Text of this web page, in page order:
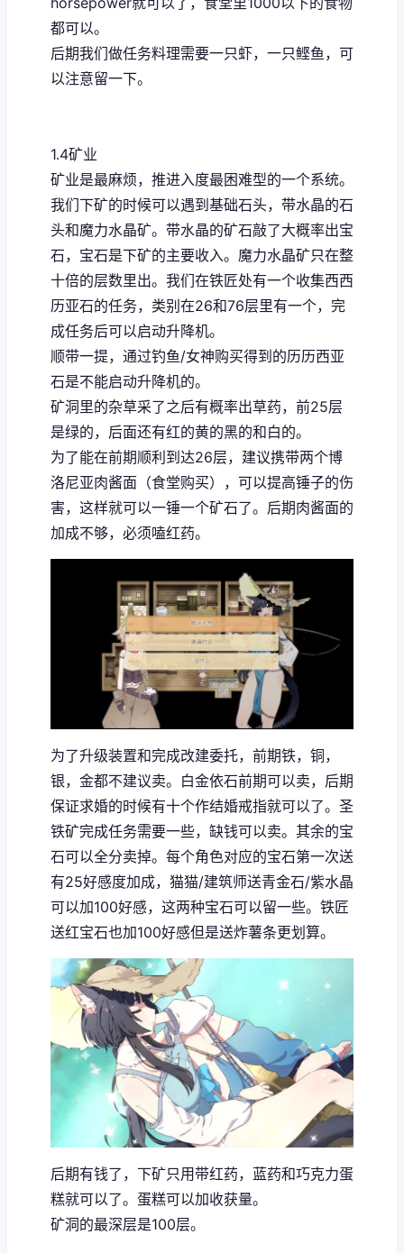
都可以。
后期我们做任务料理需要一只虾，一只鲣鱼，可
以注意留一下。
1.4矿业
矿业是最麻烦，推进入度最困难型的一个系统。
我们下矿的时候可以遇到基础石头，带水晶的石
头和魔力水晶矿。带水晶的矿石敲了大概率出宝
石，宝石是下矿的主要收入。魔力水晶矿只在整
十倍的层数里出。我们在铁匠处有一个收集西西
历亚石的任务，类别在26和76层里有一个，完
成任务后可以启动升降机。
顺带一提，通过钓鱼/女神购买得到的历历西亚
石是不能启动升降机的。
矿洞里的杂草采了之后有概率出草药，前25层
是绿的，后面还有红的黄的黑的和白的。
为了能在前期顺利到达26层，建议携带两个博
洛尼亚肉酱面（食堂购买），可以提高锤子的伤
害，这样就可以一锤一个矿石了。后期肉酱面的
加成不够，必须嗑红药。
为了升级装置和完成改建委托，前期铁，铜，
银，金都不建议卖。白金依石前期可以卖，后期
保证求婚的时候有十个作结婚戒指就可以了。圣
铁矿完成任务需要一些，缺钱可以卖。其余的宝
石可以全分卖掉。每个角色对应的宝石第一次送
有25好感度加成，猫猫/建筑师送青金石/紫水晶
可以加100好感，这两种宝石可以留一些。铁匠
送红宝石也加100好感但是送炸薯条更划算。
后期有钱了，下矿只用带红药，蓝药和巧克力蛋
糕就可以了。蛋糕可以加收获量。
矿洞的最深层是100层。